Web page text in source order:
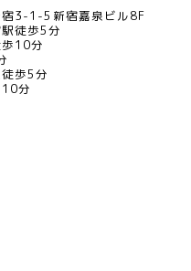
人データについて利
正・追加・削除、利
宿3-1-5新宿嘉泉ビル8F
徒歩5分
10分
歩5分
分